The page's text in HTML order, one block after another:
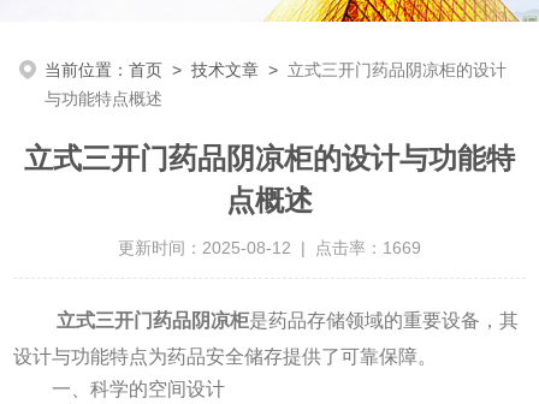
当前位置：首页 >技术文章 > 立式三开门药品阴凉柜的设计
与功能特点概述
立式三开门药品阴凉柜的设计与功能特
点概述
更新时间：2025-08-12 | 点击率：1669
立式三开门药品阴凉柜是药品存储领域的重要设备，其
设计与功能特点为药品安全储存提供了可靠保障。
​​一、科学的空间设计​​